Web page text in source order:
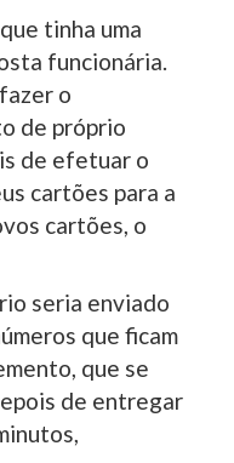
tinha uma
funcionária.
o
de próprio
de efetuar o
cartões para a
cartões, o
seria enviado
que ficam
que se
de entregar